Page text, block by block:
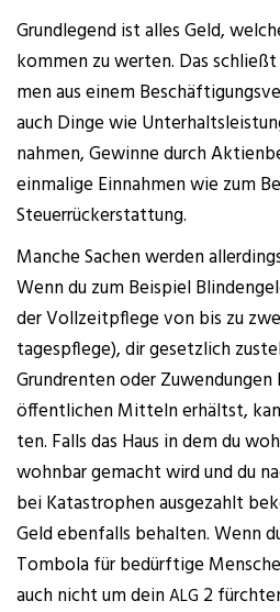
Grund­le­gend ist alles Geld,
kom­men zu wer­ten. Das
men aus einem
auch Din­ge wie
nah­men, Gewin­ne durch
ein­ma­li­ge Ein­nah­men wie zum
Steuerrückerstattung.
Man­che Sachen wer­den
Wenn du zum Bei­spiel
der Voll­zeit­pfle­ge von bis zu
ta­ges­pfle­ge), dir gesetz­lich
Grund­ren­ten oder Zuwen­dun­gen
öffent­li­chen Mit­teln erhältst,
ten. Falls das Haus in dem du
wohn­bar gemacht wird und du
bei Kata­stro­phen aus­ge­zahlt
Geld eben­falls behal­ten. Wenn
Tom­bo­la für bedürf­ti­ge
auch nicht um deinALG 2